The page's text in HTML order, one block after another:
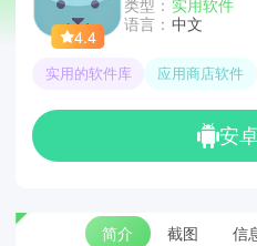
4.4
语言： 中文
实用的软件库 应用商店软件
安
简介 截图 信